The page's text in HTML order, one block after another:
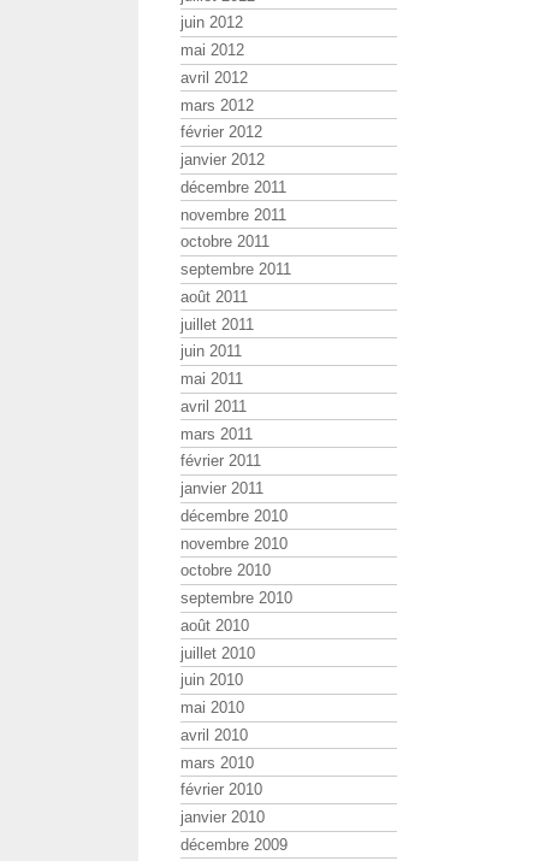
juin 2012
mai 2012
avril 2012
mars 2012
février 2012
janvier 2012
décembre 2011
novembre 2011
octobre 2011
septembre 2011
août 2011
juillet 2011
juin 2011
mai 2011
avril 2011
mars 2011
février 2011
janvier 2011
décembre 2010
novembre 2010
octobre 2010
septembre 2010
août 2010
juillet 2010
juin 2010
mai 2010
avril 2010
mars 2010
février 2010
janvier 2010
décembre 2009